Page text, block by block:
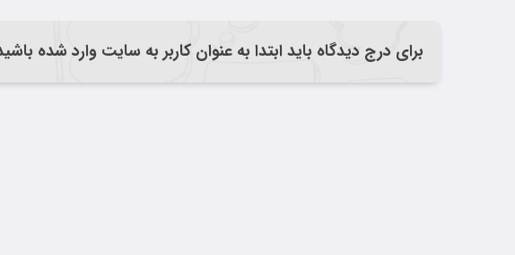
برای درج دیدگاه باید ابتدا به عنوان کاربر به سایت وارد شده